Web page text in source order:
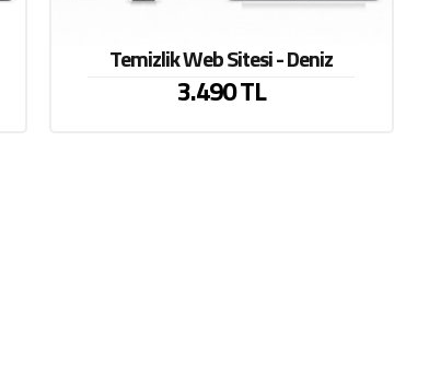
Temizlik Web Sitesi - Deniz
3.490 TL